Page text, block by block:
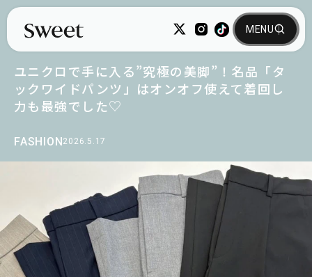
FASHION2026.5.17
ユニクロで手に入る”究極の美脚”！名品「タ
ックワイドパンツ」はオンオフ使えて着回し
力も最強でした♡